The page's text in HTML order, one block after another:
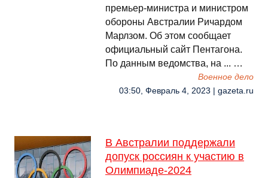
премьер-министра и министром
обороны Австралии Ричардом
Марлзом. Об этом сообщает
официальный сайт Пентагона.
По данным ведомства, на ... …
Военное дело
03:50, Февраль 4, 2023 | gazeta.ru
В Австралии поддержали
допуск россиян к участию в
Олимпиаде-2024